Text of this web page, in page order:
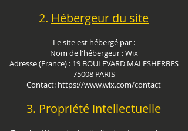
2. Hébergeur du site
Le site est hébergé par :
Nom de l'hébergeur : Wix
Adresse (France) : 19 BOULEVARD MALESHERBES
75008 PARIS
Contact: https://www.wix.com/contact
3. Propriété intellectuelle